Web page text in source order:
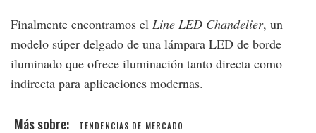
Finalmente encontramos el Line LED Chandelier, un
modelo súper delgado de una lámpara LED de borde
iluminado que ofrece iluminación tanto directa como
indirecta para aplicaciones modernas.
TENDENCIAS DE MERCADO